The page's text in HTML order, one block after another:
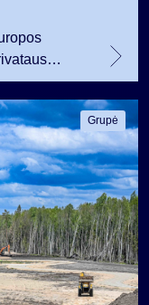
Grupė